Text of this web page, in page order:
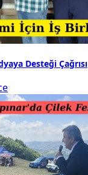
Desteği Çağrısı